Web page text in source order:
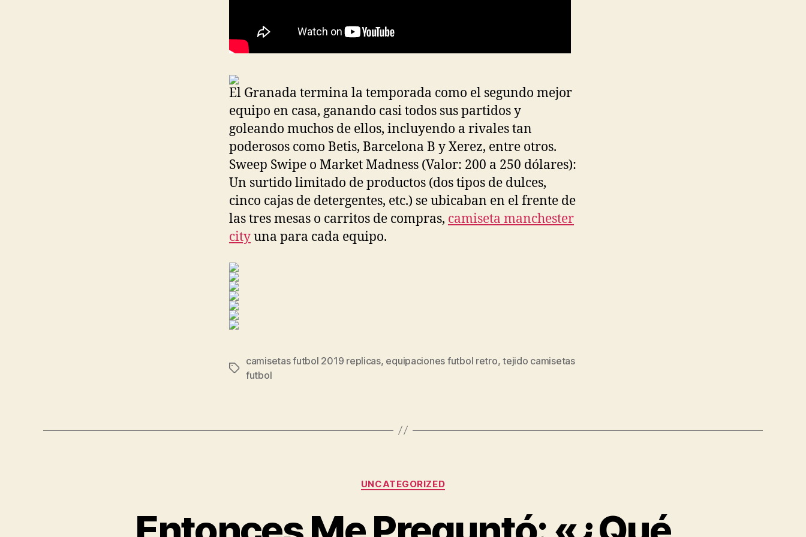
El Granada termina la temporada como el segundo mejor
equipo en casa, ganando casi todos sus partidos y
goleando muchos de ellos, incluyendo a rivales tan
poderosos como Betis, Barcelona B y Xerez, entre otros.
Sweep Swipe o Market Madness (Valor: 200 a 250 dólares):
Un surtido limitado de productos (dos tipos de dulces,
cinco cajas de detergentes, etc.) se ubicaban en el frente de
las tres mesas o carritos de compras, camiseta manchester
cityuna para cada equipo.
Etiquetas
camisetas futbol 2019 replicas, equipaciones futbol retro,tejido camisetas
futbol
Categorías
UNCATEGORIZED